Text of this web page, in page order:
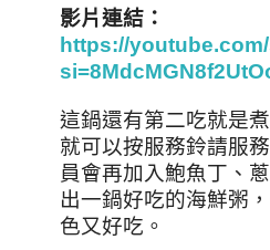
影片連結：
https://
這鍋還有第二吃就是
就可以按服務鈴請服
員會再加入鮑魚丁、
出一鍋好吃的海鮮粥
色又好吃。